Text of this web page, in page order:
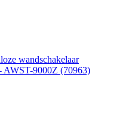
wandschakelaar
AWST-9000Z (70963)